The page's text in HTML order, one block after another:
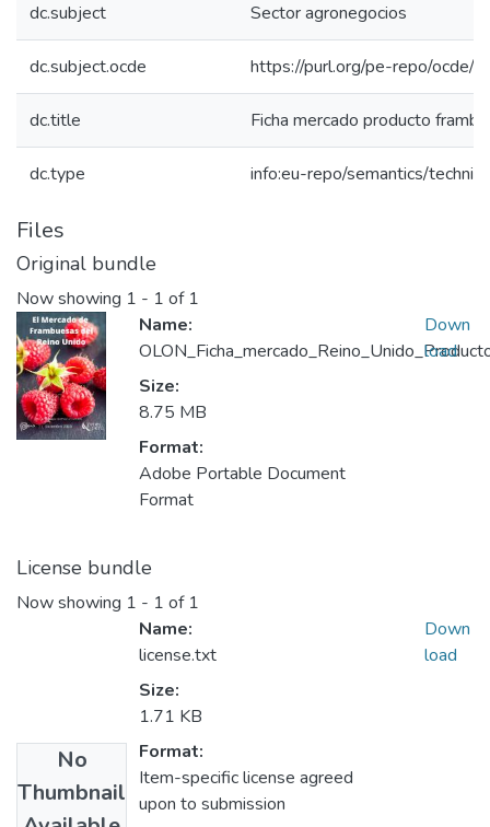
dc.subject Sector agronegocios
dc.subject.ocde https://purl.org/pe-repo/ocde/
dc.title Ficha mercado producto
dc.type info:eu-repo/semantics/
Files
Original bundle
Now showing 1 - 1 of 1
Name:
Size:
8.75 MB
Format:
Adobe Portable Document
Format
Down
load
License bundle
Now showing 1 - 1 of 1
No
Thumbnail
Name:
license.txt
Size:
1.71 KB
Format:
Item-specific license agreed
upon to submission
Down
load